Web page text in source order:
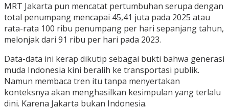
MRT Jakarta pun mencatat pertumbuhan serupa dengan
total penumpang mencapai 45,41 juta pada 2025 atau
rata-rata 100 ribu penumpang per hari sepanjang tahun,
melonjak dari 91 ribu per hari pada 2023.
Data-data ini kerap dikutip sebagai bukti bahwa generasi
muda Indonesia kini beralih ke transportasi publik.
Namun membaca tren itu tanpa menyertakan
konteksnya akan menghasilkan kesimpulan yang terlalu
dini. Karena Jakarta bukan Indonesia.